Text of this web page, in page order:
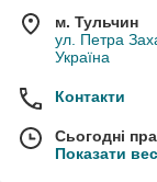
м. Тульчин
ул. Петра
Україна
Контакти
Сьогодні
Показати